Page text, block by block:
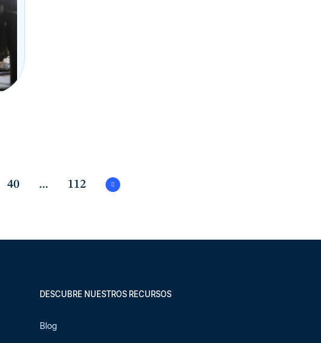
40 ... 112
DESCUBRE NUESTROS RECURSOS
Blog